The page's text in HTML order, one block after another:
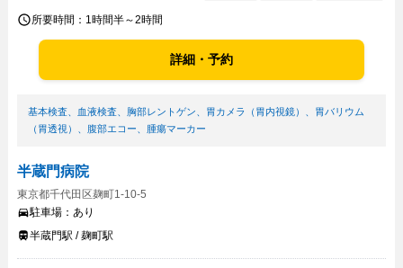
所要時間： 1時間半～2時間
詳細・予約
基本検査、 血液検査、 胸部レントゲン 胃カメラ（胃内視鏡）
胃バリウム
（胃透視）
腹部エコー 腫瘍マーカー
半蔵門病院
東京都千代田区麹町1-10-5
駐車場： あり
半蔵門駅 / 麹町駅